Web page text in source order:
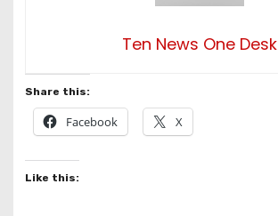
Ten News One Desk
Share this:
Facebook X
Like this: